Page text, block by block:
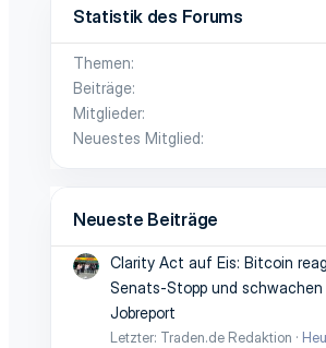
Statistik des Forums
Themen
Beiträge
Mitglieder
Neuestes Mitglied
Neueste Beiträge
Clarity Act auf Eis: Bitcoin
Senats-Stopp und schwachen
Jobreport
Letzter: Traden.de Redaktion